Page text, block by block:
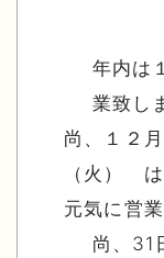
年内は
業致し
尚、１２
（火） は
元気に営
尚、31